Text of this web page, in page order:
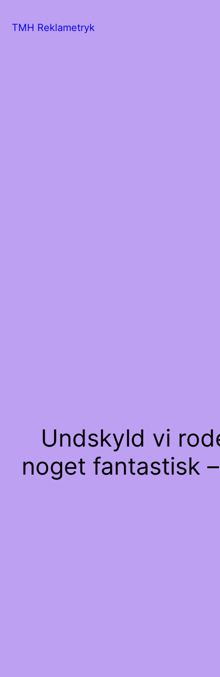
TMH Reklametryk
Undskyld vi
noget fantastisk